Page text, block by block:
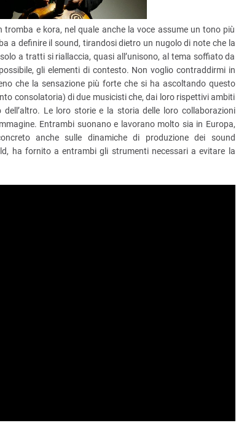
e kora, nel quale anche la voce assume un tono più
a definire il sound, tirandosi dietro un nugolo di note che la
a tratti si riallaccia, quasi all’unisono, al tema soffiato da
gli elementi di contesto. Non voglio contraddirmi in
che la sensazione più forte che si ha ascoltando questo
consolatoria) di due musicisti che, dai loro rispettivi ambiti
dell’altro. Le loro storie e la storia delle loro collaborazioni
Entrambi suonano e lavorano molto sia in Europa,
anche sulle dinamiche di produzione dei sound
ha fornito a entrambi gli strumenti necessari a evitare la